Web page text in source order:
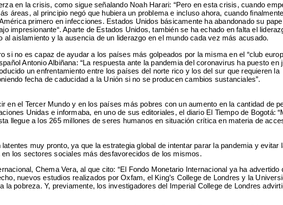
en la crisis, como sigue señalando Noah Harari: “Pero en esta crisis, cuando
áreas, al principio negó que hubiera un problema e incluso ahora, cuando
primero en infecciones. Estados Unidos básicamente ha abandonado su
impresionante“. Aparte de Estados Unidos, también se ha echado en falta el
aislamiento y la ausencia de un liderazgo en el mundo cada vez más acusado.
no es capaz de ayudar a los países más golpeados por la misma en el “club
Antonio Albiñana: “La respuesta ante la pandemia del coronavirus ha puesto en
un enfrentamiento entre los países del norte rico y los del sur que requieren la
fecha de caducidad a la Unión si no se producen cambios sustanciales”.
el Tercer Mundo y en los países más pobres con un aumento en la cantidad de
Unidas e informaba, en uno de sus editoriales, el diario El Tiempo de Bogotá:
llegue a los 265 millones de seres humanos en situación crítica en materia de
muy pronto, ya que la estrategia global de intentar parar la pandemia y evitar
los sectores sociales más desfavorecidos de los mismos.
Chema Vera, al que cito: “El Fondo Monetario Internacional ya ha advertido
nuevos estudios realizados por Oxfam, el King’s College de Londres y la
pobreza. Y, previamente, los investigadores del Imperial College de Londres